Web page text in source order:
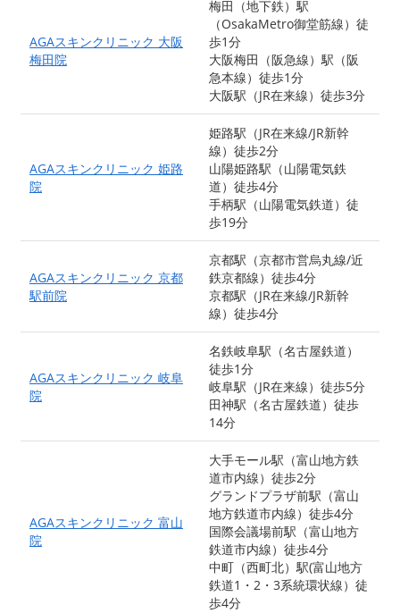
AGAスキンクリニック 大阪
梅田院
梅田（地下鉄）駅
（OsakaMetro御堂筋線）徒
歩1分
大阪梅田（阪急線）駅（阪
急本線）徒歩1分
大阪駅（JR在来線）徒歩3分
AGAスキンクリニック 姫路
院
姫路駅（JR在来線/JR新幹
線）徒歩2分
山陽姫路駅（山陽電気鉄
道）徒歩4分
手柄駅（山陽電気鉄道）徒
歩19分
AGAスキンクリニック 京都
駅前院
京都駅（京都市営烏丸線/近
鉄京都線）徒歩4分
京都駅（JR在来線/JR新幹
線）徒歩4分
AGAスキンクリニック 岐阜
院
名鉄岐阜駅（名古屋鉄道）
徒歩1分
岐阜駅（JR在来線）徒歩5分
田神駅（名古屋鉄道）徒歩
14分
AGAスキンクリニック 富山
院
大手モール駅（富山地方鉄
道市内線）徒歩2分
グランドプラザ前駅（富山
地方鉄道市内線）徒歩4分
国際会議場前駅（富山地方
鉄道市内線）徒歩4分
中町（西町北）駅(富山地方
鉄道1・2・3系統環状線）徒
歩4分